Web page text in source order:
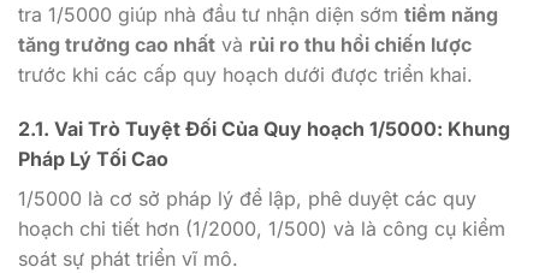
tra 1/5000 giúp nhà đầu tư nhận diện sớm tiềm năng
tăng trưởng cao nhất và rủi ro thu hồi chiến lược
trước khi các cấp quy hoạch dưới được triển khai.
2.1. Vai Trò Tuyệt Đối Của Quy hoạch 1/5000: Khung
Pháp Lý Tối Cao
1/5000 là cơ sở pháp lý để lập, phê duyệt các quy
hoạch chi tiết hơn (1/2000, 1/500) và là công cụ kiểm
soát sự phát triển vĩ mô.